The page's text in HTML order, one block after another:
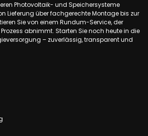
Photovoltaik- und Speichersysteme
Lieferung über fachgerechte Montage bis zur
Sie von einem Rundum-Service, der
abnimmt. Starten Sie noch heute in die
– zuverlässig, transparent und